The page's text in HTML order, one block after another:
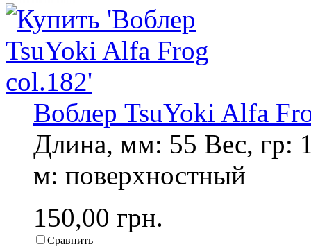
Воблер TsuYoki Alfa
Длина, мм: 55 Вес, гр:
м: поверхностный
150,00 грн.
Сравнить